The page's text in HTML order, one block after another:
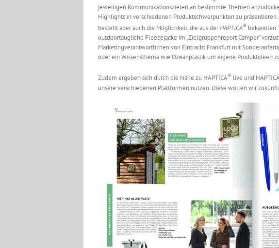
jeweiligen Kommunikationszielen an bestimmte Themen
Highlights in verschiedenen Produktschwerpunkten zu
besteht aber auch die Möglichkeit, die aus derHAPTICA® bekannten
outdoortaugliche Fleecejacke im „Zielgruppenreport Camper“
Marketingverantwortlichen von Eintracht Frankfurt mit
oder ein Wissensthema wie Ozeanplastik um eigene Produktideen
Zudem ergeben sich durch die Nähe zu HAPTICA® live und
unsere verschiedenen Plattformen nutzen. Diese wollen wir